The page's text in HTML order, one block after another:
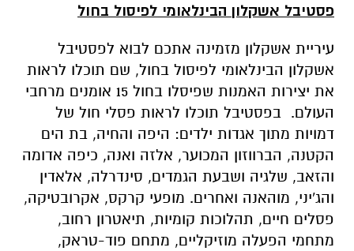
פסטיבל אשקלון הבינלאומי לפיסול בחול
עיריית אשקלון מזמינה אתכם לבוא לפסטיבל
אשקלון הבינלאומי לפיסול בחול, שם תוכלו לראות
את יצירות האמנות שפיסלו בחול 15 אומנים מרחבי
העולם. בפסטיבל תוכלו לראות פסלי חול של
דמויות מתוך אגדות ילדים: היפה והחיה, בת הים
הקטנה, הברווזון המכוער, אלזה ואנה, כיפה אדומה
והזאב, שלגיה ושבעת הגמדים, סינדרלה, אלאדין
והג'יני, מוהאנה ואחרים. מופעי קרקס, אקרובטיקה,
פסלים חיים, תהלוכות קומיות, תיאטרון רחוב,
מתחמי הפעלה מוזיקליים, מתחם פוד-טראק,